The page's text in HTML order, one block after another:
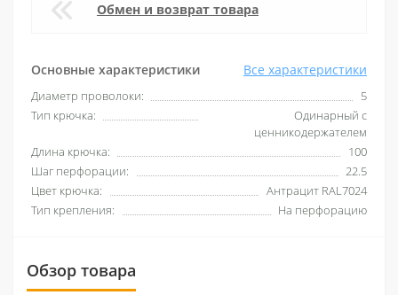
Основные характеристики Все характеристики
Диаметр проволоки:
5
Тип крючка:
Одинарный с
ценникодержателем
Длина крючка:
100
Шаг перфорации:
22.5
Цвет крючка:
Антрацит RAL7024
Тип крепления:
На перфорацию
Обмен и возврат товара
Обзор товара